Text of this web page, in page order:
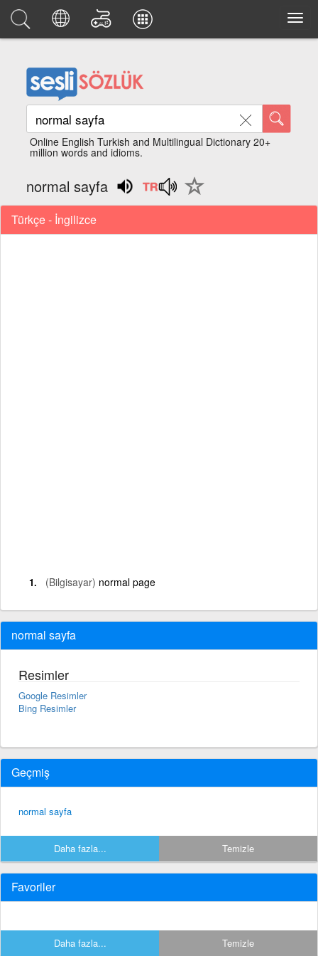
Online English Turkish and Multilingual Dictionary 20+
million words and idioms.
normal sayfa
Türkçe - İngilizce
(Bilgisayar) normal page
normal sayfa
Resimler
Google Resimler
Bing Resimler
Geçmiş
normal sayfa
Daha fazla... Temizle
Favoriler
Daha fazla... Temizle